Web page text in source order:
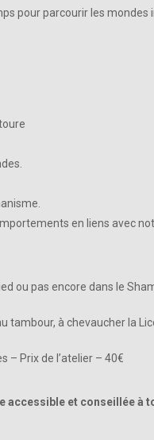
pour parcourir les
en liens avec
ou pas encore dans le
tambour, à chevaucher la
– Prix de l’atelier – 40€
accessible et conseillée à